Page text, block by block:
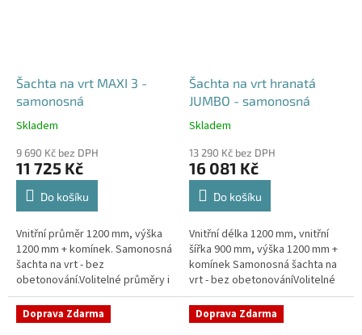
Šachta na vrt MAXI 3 -
samonosná
Průměrné
produktu
je
4,2
hvězdiček.
Skladem
9 690 Kč bez DPH
11 725 Kč
Do košíku
Vnitřní průměr 1200 mm, výška
1200 mm + komínek. Samonosná
šachta na vrt - bez
obetonování.Volitelné průměry i
pozice prostupů na pažení vrtu,
hadice i elektřinu -
požadované...
Šachta na vrt hranatá
JUMBO - samonosná
Průměrné
produktu
je
5,0
hvězdiček.
Skladem
13 290 Kč bez DPH
16 081 Kč
Do košíku
Vnitřní délka 1200 mm, vnitřní
šířka 900 mm, výška 1200 mm +
komínek Samonosná šachta na
vrt - bez obetonováníVolitelné
průměry i pozice prostupů na
pažení vrtu, hadice i...
Doprava Zdarma Doprava Zdarma